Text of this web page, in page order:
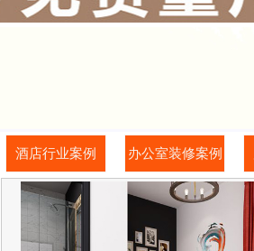
酒店行业案例 办公室装修案例